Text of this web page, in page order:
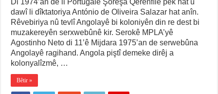
Di 1974’an de li Portûgalê Şoreşa Qerenfîlê pêk hat û
dawî li dîktatoriya António de Oliveira Salazar hat anîn.
Rêvebiriya nû tevlî Angolayê bi koloniyên din re dest bi
muzakereyên serxwebûnê kir. Serokê MPLA’yê
Agostinho Neto di 11’ê Mijdara 1975’an de serwebûna
Angolayê ragihand. Angola piştî demeke dirêj a
kolonyalîzmê, …
Bêtir »